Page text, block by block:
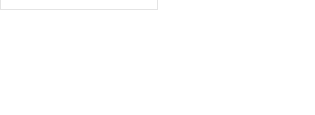
repertoire. On his two
l